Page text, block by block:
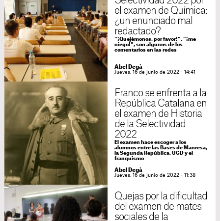
el examen de Química:
¿un enunciado mal
redactado?
"¡Quejémonos, por favor!", "¡me
niego!", son algunos de los
comentarios en las redes
Abel Degà
Jueves, 16 de junio de 2022 - 14:41
Franco se enfrenta a la
República Catalana en
el examen de Historia
de la Selectividad
2022
El examen hace escoger a los
alumnos entre las Bases de Manresa,
la Segunda República, UCD y el
franquismo
Abel Degà
Jueves, 16 de junio de 2022 - 11:38
Quejas por la dificultad
del examen de mates
sociales de la